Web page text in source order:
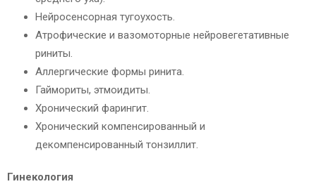
Нейросенсорная тугоухость.
Атрофические и вазомоторные нейровегетативные
риниты.
Аллергические формы ринита.
Гаймориты, этмоидиты.
Хронический фарингит.
Хронический компенсированный и
декомпенсированный тонзиллит.
Гинекология